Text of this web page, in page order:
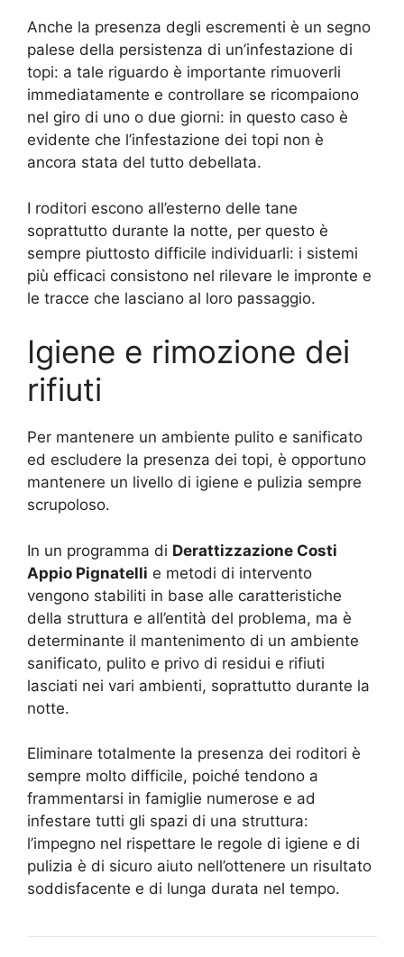
Anche la presenza degli escrementi è un segno
palese della persistenza di un’infestazione di
topi: a tale riguardo è importante rimuoverli
immediatamente e controllare se ricompaiono
nel giro di uno o due giorni: in questo caso è
evidente che l’infestazione dei topi non è
ancora stata del tutto debellata.
I roditori escono all’esterno delle tane
soprattutto durante la notte, per questo è
sempre piuttosto difficile individuarli: i sistemi
più efficaci consistono nel rilevare le impronte e
le tracce che lasciano al loro passaggio.
Igiene e rimozione dei
rifiuti
Per mantenere un ambiente pulito e sanificato
ed escludere la presenza dei topi, è opportuno
mantenere un livello di igiene e pulizia sempre
scrupoloso.
In un programma di Derattizzazione Costi
Appio Pignatelli e metodi di intervento
vengono stabiliti in base alle caratteristiche
della struttura e all’entità del problema, ma è
determinante il mantenimento di un ambiente
sanificato, pulito e privo di residui e rifiuti
lasciati nei vari ambienti, soprattutto durante la
notte.
Eliminare totalmente la presenza dei roditori è
sempre molto difficile, poiché tendono a
frammentarsi in famiglie numerose e ad
infestare tutti gli spazi di una struttura:
l’impegno nel rispettare le regole di igiene e di
pulizia è di sicuro aiuto nell’ottenere un risultato
soddisfacente e di lunga durata nel tempo.